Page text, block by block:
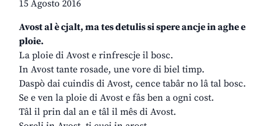
15 Agosto 2016
Avost al è cjalt, ma tes detulis si spere ancje in aghe e
ploie.
La ploie di Avost e rinfrescje il bosc.
In Avost tante rosade, une vore di biel timp.
Daspò dai cuindis di Avost, cence tabâr no lâ tal bosc.
Se e ven la ploie di Avost e fâs ben a ogni cost.
Tâl il prin dal an e tâl il mês di Avost.